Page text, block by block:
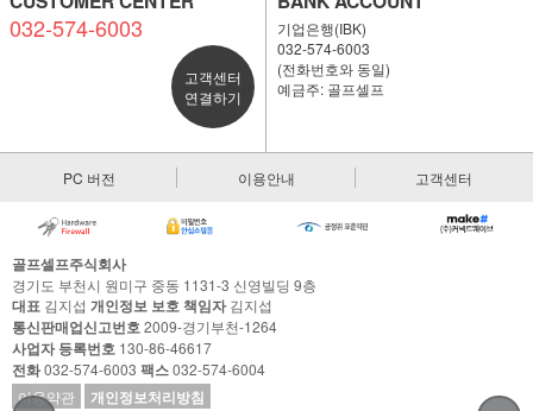
032-574-6003
고객센터
연결하기
기업은행(IBK)
032-574-6003
(전화번호와 동일)
예금주: 골프셀프
PC 버전 이용안내 고객센터
골프셀프주식회사
경기도 부천시 원미구 중동 1131-3 신영빌딩 9층
대표 김지섭 개인정보 보호 책임자김지섭
통신판매업신고번호2009-경기부천-1264
사업자 등록번호 130-86-46617
전화032-574-6003 팩스032-574-6004
이용약관
개인정보처리방침